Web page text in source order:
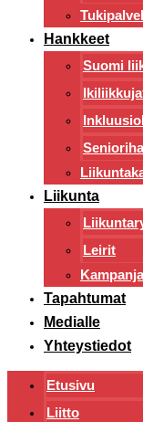
Hankkeet
Suomi
Liikunta
Leirit
Tapahtumat
Medialle
Yhteystiedot
Etusivu
Liitto